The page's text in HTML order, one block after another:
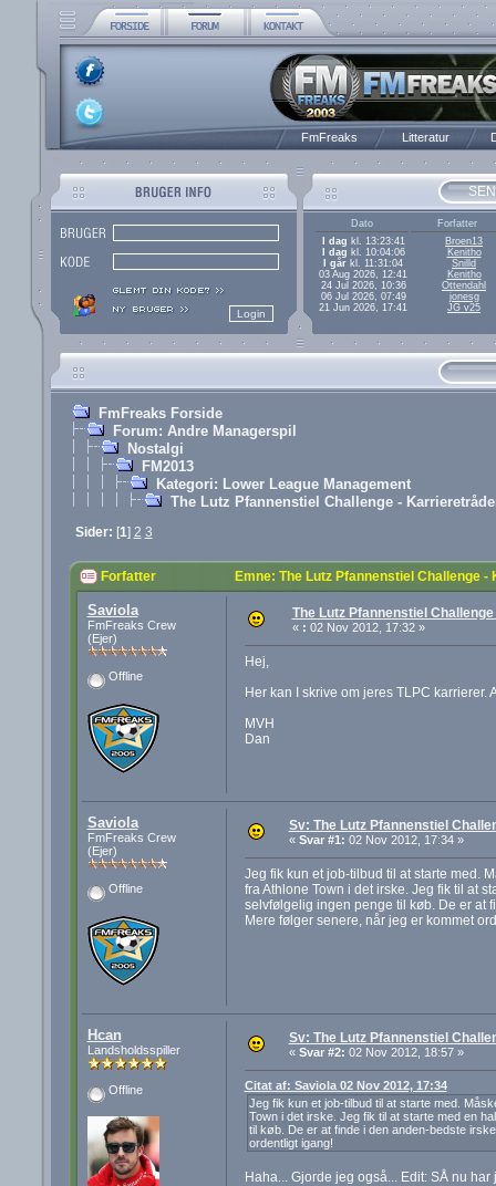
FmFreaks Litteratur
Dato
Forfatter
I dag kl. 13:23:41
Broen13
I dag kl. 10:04:06
Kenitho
I går kl. 11:31:04
Snilld
03 Aug 2026, 12:41
Kenitho
24 Jul 2026, 10:36
Ottendahl
06 Jul 2026, 07:49
jonesg
21 Jun 2026, 17:41
JG v25
FmFreaks Forside
Forum: Andre Managerspil
Nostalgi
FM2013
Kategori: Lower League Management
The Lutz Pfannenstiel Challenge -
Sider: [1] 2 3
Forfatter Emne: The Lutz Pfannenstiel Challenge
Saviola
FmFreaks Crew
(Ejer)
Offline
The Lutz Pfannenstiel
« : 02 Nov 2012, 17:32 »
Hej,
Her kan I skrive om jeres TLPC
MVH
Dan
Saviola
FmFreaks Crew
(Ejer)
Offline
Sv: The Lutz Pfannenstiel
« Svar #1: 02 Nov 2012, 17:34 »
Jeg fik kun et job-tilbud til at starte med.
fra Athlone Town i det irske. Jeg fik til at
selvfølgelig ingen penge til køb. De er at
Mere følger senere, når jeg er kommet
Hcan
Landsholdsspiller
Offline
Sv: The Lutz Pfannenstiel
« Svar #2: 02 Nov 2012, 18:57 »
Citat af: Saviola 02 Nov 2012, 17:34
Jeg fik kun et job-tilbud til at starte med.
Town i det irske. Jeg fik til at starte med en
til køb. De er at finde i den anden-bedste
ordentligt igang!
Haha... Gjorde jeg også... Edit: SÅ nu